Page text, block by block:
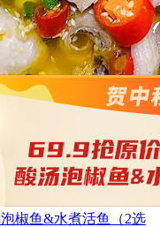
椒鱼&水煮活鱼（2选